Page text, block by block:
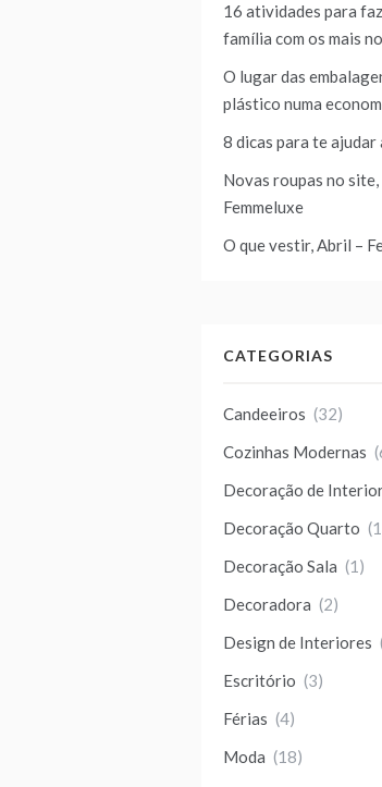
16 atividades para
família com os mais
O lugar das
plástico numa
8 dicas para te ajudar
Novas roupas no site,
Femmeluxe
O que vestir, Abril –
CATEGORIAS
Candeeiros (32)
Cozinhas Modernas
Decoração de
Decoração Quarto
Decoração Sala (1)
Decoradora (2)
Design de Interiores
Escritório (3)
Férias (4)
Moda (18)